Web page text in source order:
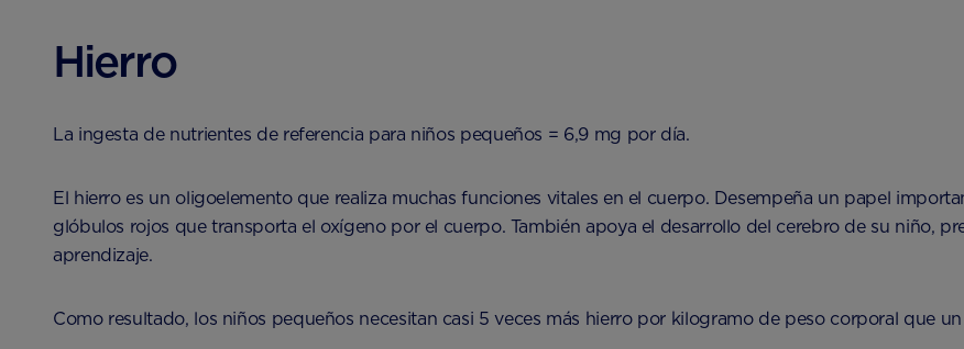
Hierro
La ingesta de nutrientes de referencia para niños pequeños = 6,9 mg por día.
El hierro es un oligoelemento que realiza muchas funciones vitales en el cuerpo. Desempeña un papel
glóbulos rojos que transporta el oxígeno por el cuerpo. También apoya el desarrollo del cerebro de su niño,
aprendizaje.
Como resultado, los niños pequeños necesitan casi 5 veces más hierro por kilogramo de peso corporal que